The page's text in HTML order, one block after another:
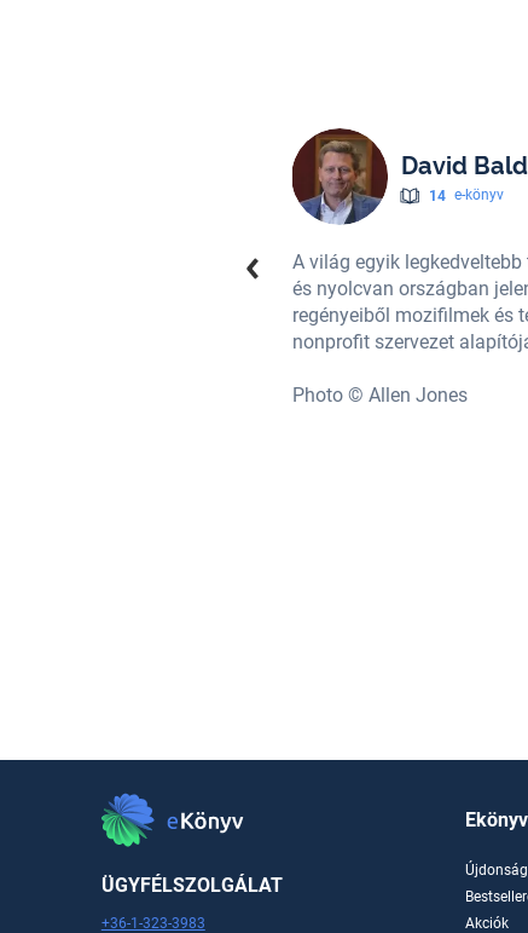
Több mint negyvenöt nyelven
David
14 e-könyv
A világ egyik
és nyolcvan országban
regényeiből mozifilmek és
nonprofit szervezet
Photo © Allen Jones
ÜGYFÉLSZOLGÁLAT
+36-1-323-3983
Akciók